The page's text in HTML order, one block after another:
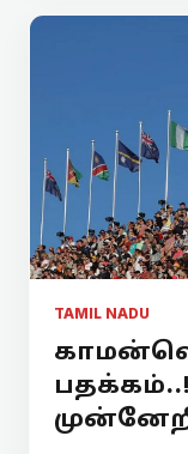
TAMIL NADU
பதக்கம்..!